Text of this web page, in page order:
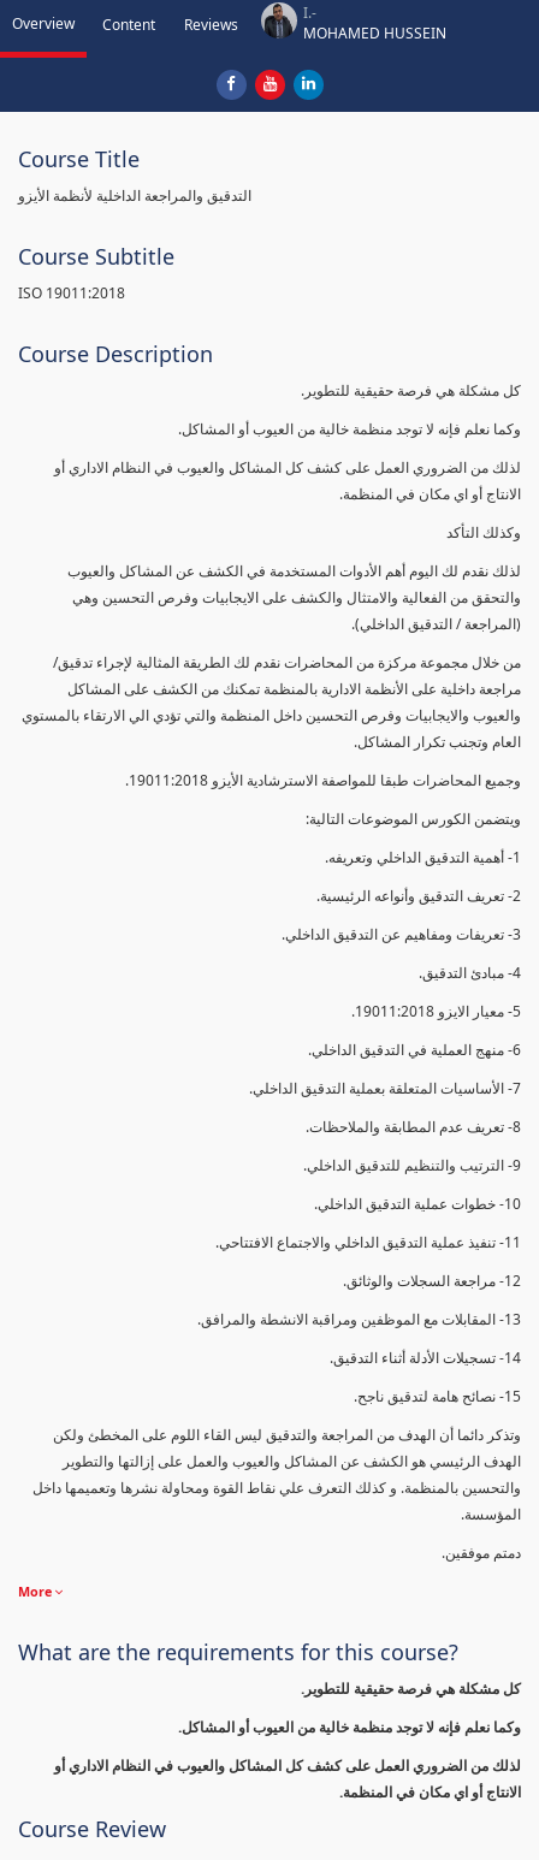
Overview Content Reviews
I.-
MOHAMED HUSSEIN
Course Title
التدقيق والمراجعة الداخلية لأنظمة الأيزو
Course Subtitle
ISO 19011:2018
Course Description
كل مشكلة هي فرصة حقيقية للتطوير.
وكما نعلم فإنه لا توجد منظمة خالية من العيوب أو المشاكل.
لذلك من الضروري العمل على كشف كل المشاكل والعيوب في النظام الاداري أو
الانتاج أو اي مكان في المنظمة.
وكذلك التأكد
لذلك نقدم لك اليوم أهم الأدوات المستخدمة في الكشف عن المشاكل والعيوب
والتحقق من الفعالية والامتثال والكشف على الايجابيات وفرص التحسين وهي
(المراجعة / التدقيق الداخلي).
من خلال مجموعة مركزة من المحاضرات نقدم لك الطريقة المثالية لإجراء تدقيق/
مراجعة داخلية على الأنظمة الادارية بالمنظمة تمكنك من الكشف على المشاكل
والعيوب والايجابيات وفرص التحسين داخل المنظمة والتي تؤدي الي الارتقاء بالمستوي
العام وتجنب تكرار المشاكل.
وجميع المحاضرات طبقا للمواصفة الاسترشادية الأيزو 19011:2018.
ويتضمن الكورس الموضوعات التالية:
1- أهمية التدقيق الداخلي وتعريفه.
2- تعريف التدقيق وأنواعه الرئيسية.
3- تعريفات ومفاهيم عن التدقيق الداخلي.
4- مبادئ التدقيق.
5- معيار الايزو 19011:2018.
6- منهج العملية في التدقيق الداخلي.
7- الأساسيات المتعلقة بعملية التدقيق الداخلي.
8- تعريف عدم المطابقة والملاحظات.
9- الترتيب والتنظيم للتدقيق الداخلي.
10- خطوات عملية التدقيق الداخلي.
11- تنفيذ عملية التدقيق الداخلي والاجتماع الافتتاحي.
12- مراجعة السجلات والوثائق.
13- المقابلات مع الموظفين ومراقبة الانشطة والمرافق.
14- تسجيلات الأدلة أثناء التدقيق.
15- نصائح هامة لتدقيق ناجح.
وتذكر دائما أن الهدف من المراجعة والتدقيق ليس القاء اللوم على المخطئ ولكن
الهدف الرئيسي هو الكشف عن المشاكل والعيوب والعمل على إزالتها والتطوير
والتحسين بالمنظمة. و كذلك التعرف علي نقاط القوة ومحاولة نشرها وتعميمها داخل
المؤسسة.
دمتم موفقين.
More
What are the requirements for this course?
كل مشكلة هي فرصة حقيقية للتطوير.
وكما نعلم فإنه لا توجد منظمة خالية من العيوب أو المشاكل.
لذلك من الضروري العمل على كشف كل المشاكل والعيوب في النظام الاداري أو
الانتاج أو اي مكان في المنظمة.
Course Review